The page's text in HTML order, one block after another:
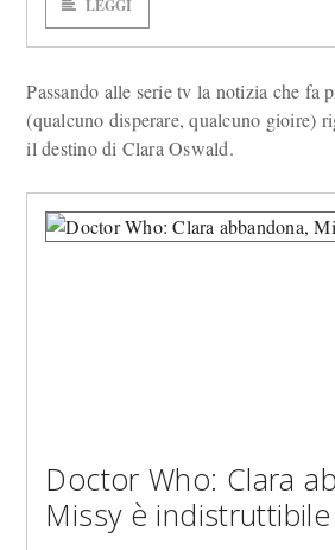
LEGGI
Passando alle serie tv la notizia che fa
(qualcuno disperare, qualcuno gioire)
il destino di Clara Oswald.
Doctor Who: Clara
Missy è indistruttibile